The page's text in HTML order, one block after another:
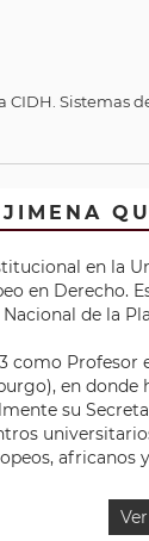
Sistemas
en la
en Derecho.
de la
como
en
su
africanos
de
Grecia,
materias
y actual
y
Católica
de Buenos
del exterior.